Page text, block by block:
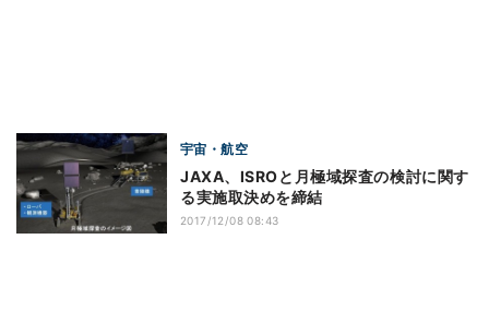
宇宙・航空
JAXA、ISROと月極域探査の検討に関す
る実施取決めを締結
2017/12/08 08:43